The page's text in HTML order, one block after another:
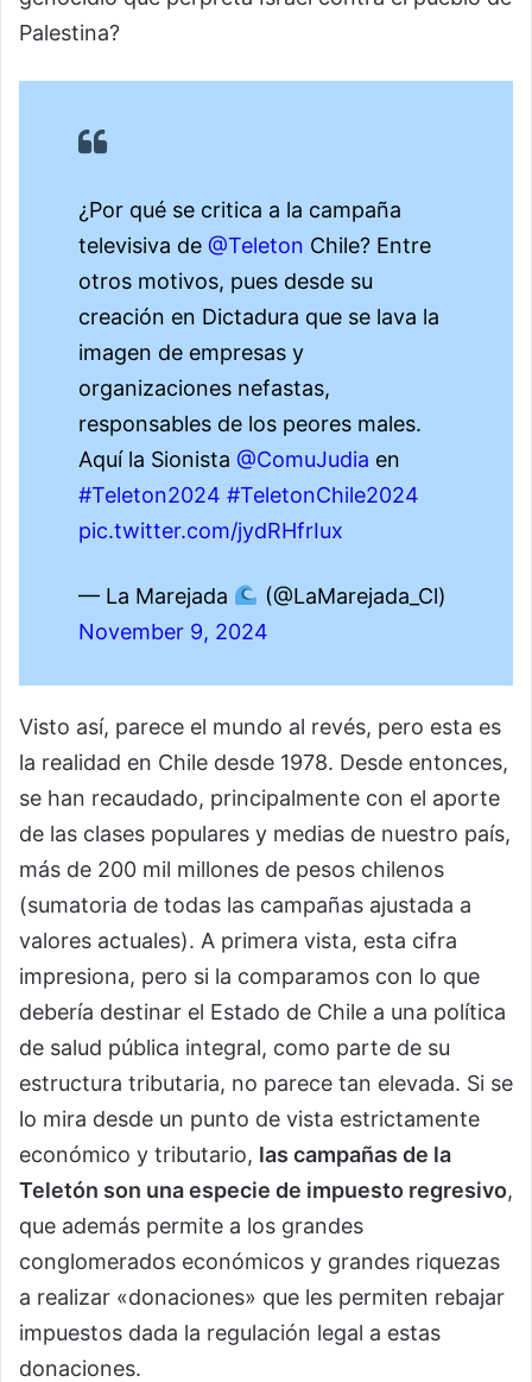
Palestina?
¿Por qué se critica a la campaña
televisiva de @Teleton Chile? Entre
otros motivos, pues desde su
creación en Dictadura que se lava la
imagen de empresas y
organizaciones nefastas,
responsables de los peores males.
Aquí la Sionista @ComuJudia en
#Teleton2024 #TeletonChile2024
pic.twitter.com/jydRHfrIux
— La Marejada
(@LaMarejada_Cl)
November 9, 2024
Visto así, parece el mundo al revés, pero esta es
la realidad en Chile desde 1978. Desde entonces,
se han recaudado, principalmente con el aporte
de las clases populares y medias de nuestro país,
más de 200 mil millones de pesos chilenos
(sumatoria de todas las campañas ajustada a
valores actuales). A primera vista, esta cifra
impresiona, pero si la comparamos con lo que
debería destinar el Estado de Chile a una política
de salud pública integral, como parte de su
estructura tributaria, no parece tan elevada. Si se
lo mira desde un punto de vista estrictamente
económico y tributario, las campañas de la
Teletón son una especie de impuesto regresivo,
que además permite a los grandes
conglomerados económicos y grandes riquezas
a realizar «donaciones» que les permiten rebajar
impuestos dada la regulación legal a estas
donaciones.